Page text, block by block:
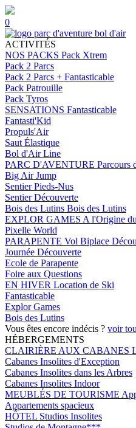
0
ACTIVITÉS
NOS PACKS Pack Xtrem
Pack 2 Parcs
Pack 2 Parcs + Fantasticable
Pack Patrouille
Pack Tyros
SENSATIONS Fantasticable
Fantasti'Kid
Propuls'Air
Saut Élastique
Bol d'Air Line
PARC D'AVENTURE Parcours
Big Air Jump
Sentier Pieds-Nus
Sentier Découverte
Bois des Lutins Bois des Lutins
EXPLOR GAMES A l'Origine
Pixelle World
PARAPENTE Vol Biplace
Journée Découverte
Ecole de Parapente
Foire aux Questions
EN HIVER Location de Ski
Fantasticable
Explor Games
Bois des Lutins
Vous êtes encore indécis ? voir
HÉBERGEMENTS
CLAIRIÈRE AUX CABANES
Cabanes Insolites d'Exception
Cabanes Insolites dans les Arbres
Cabanes Insolites Indoor
MEUBLÉS DE TOURISME
Appartements spacieux
HÔTEL Studios Insolites